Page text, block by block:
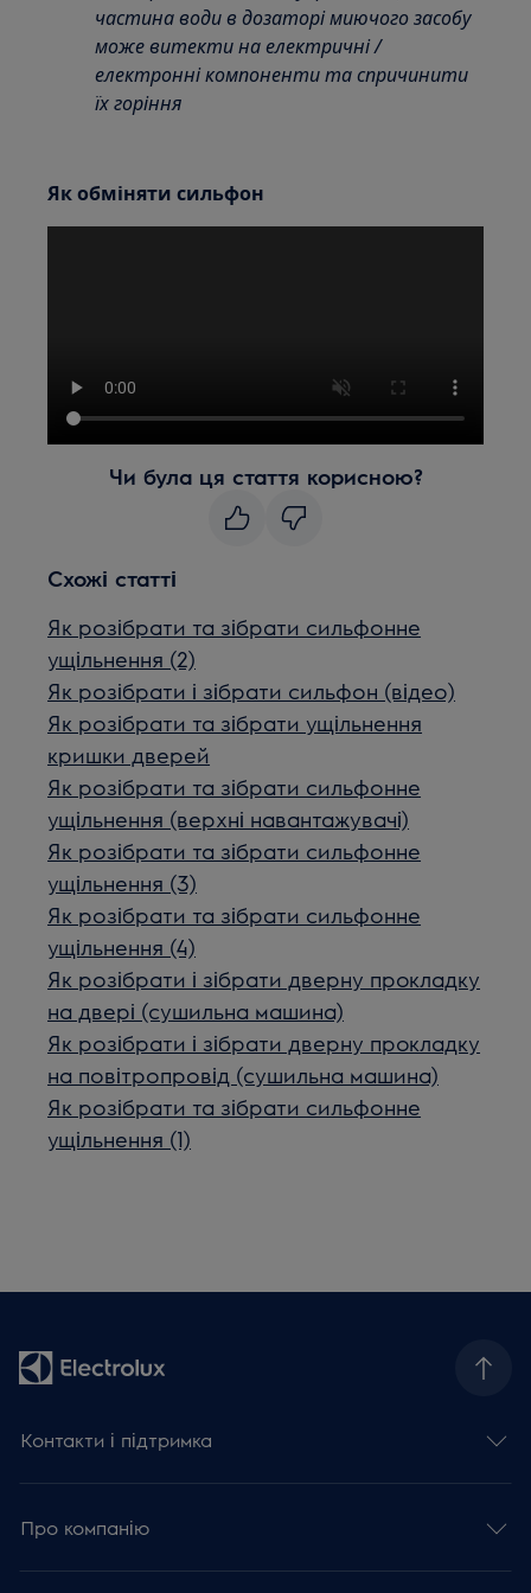
частина води в дозаторі миючого засобу
може витекти на електричні /
електронні компоненти та спричинити
їх горіння
Як обміняти сильфон
Чи була ця стаття корисною?
Схожі статті
Як розібрати та зібрати сильфонне
ущільнення (2)
Як розібрати і зібрати сильфон (відео)
Як розібрати та зібрати ущільнення
кришки дверей
Як розібрати та зібрати сильфонне
ущільнення (верхні навантажувачі)
Як розібрати та зібрати сильфонне
ущільнення (3)
Як розібрати та зібрати сильфонне
ущільнення (4)
Як розібрати і зібрати дверну прокладку
на двері (сушильна машина)
Як розібрати і зібрати дверну прокладку
на повітропровід (сушильна машина)
Як розібрати та зібрати сильфонне
ущільнення (1)
Контакти і підтримка
Про компанію